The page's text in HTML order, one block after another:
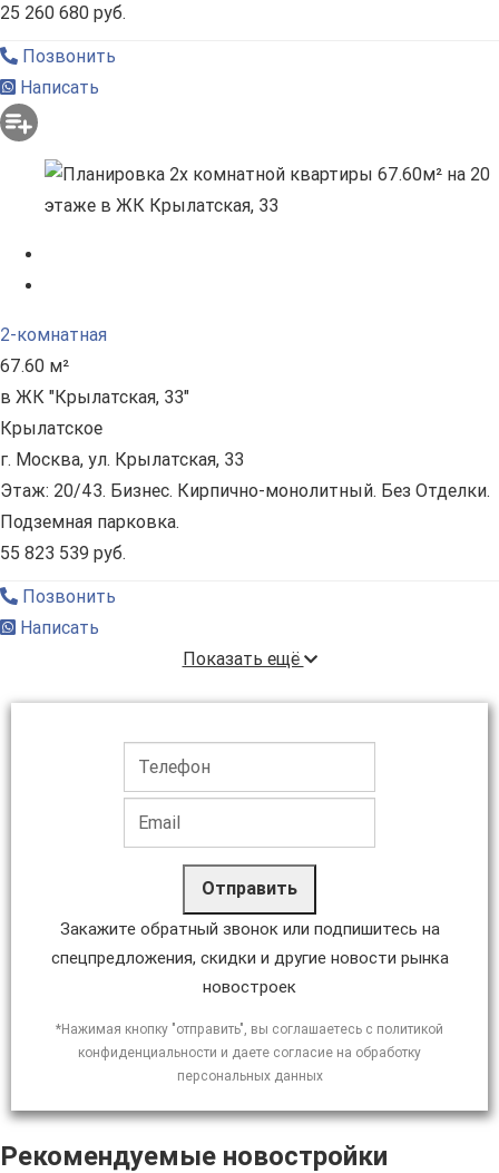
25 260 680 руб.
Позвонить
Написать
2-комнатная
67.60 м²
в ЖК "Крылатская, 33"
Крылатское
г. Москва, ул. Крылатская, 33
Этаж: 20/43. Бизнес. Кирпично-монолитный. Без Отделки.
Подземная парковка.
55 823 539 руб.
Позвонить
Написать
Показать ещё
Отправить
Закажите обратный звонок или подпишитесь на
спецпредложения, скидки и другие новости рынка
новостроек
*Нажимая кнопку "отправить", вы соглашаетесь с политикой
конфиденциальности и даете согласие на обработку
персональных данных
Рекомендуемые новостройки